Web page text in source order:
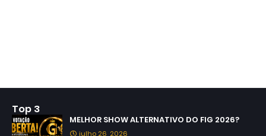
Top 3
MELHOR SHOW ALTERNATIVO DO FIG 2026?
julho 26, 2026